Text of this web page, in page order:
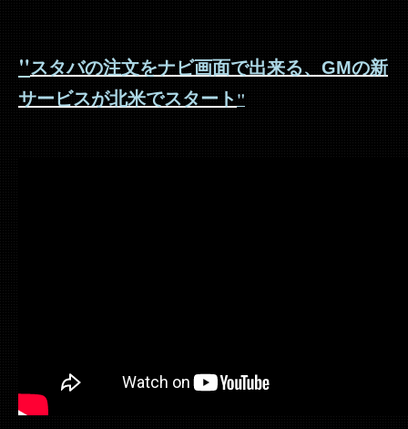
"スタバの注文をナビ画面で出来る、GMの新
サービスが北米でスタート "